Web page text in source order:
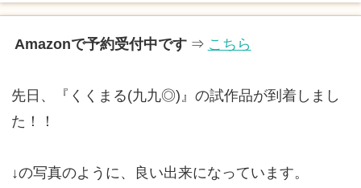
Amazonで予約受付中です ⇒ こちら
先日、『くくまる(九九◎)』の試作品が到着しまし
た！！
↓の写真のように、良い出来になっています。